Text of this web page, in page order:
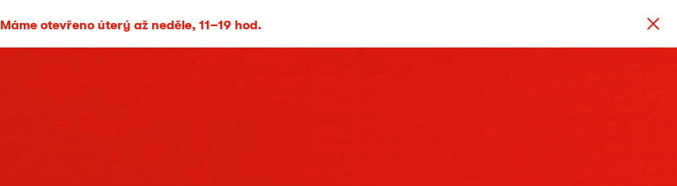
Máme otevřeno úterý až neděle, 11–19 hod.